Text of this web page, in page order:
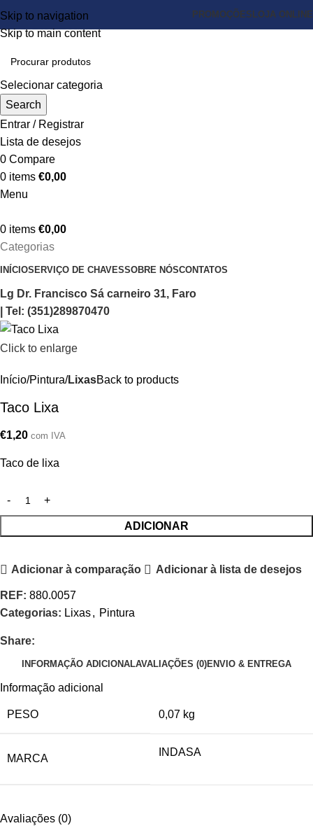
Skip to navigation
Skip to main content
PROMOÇÕES LOJA ONLINE
Selecionar categoria
Search
Entrar / Registrar
Lista de desejos
0 Compare
0 items €0,00
Menu
0 items €0,00
Categorias
INÍCIOSERVIÇO DE CHAVESSOBRE NÓSCONTATOS
Lg Dr. Francisco Sá carneiro 31, Faro
| Tel: (351)289870470
Click to enlarge
Início Pintura LixasBack to products
Taco Lixa
€1,20 com IVA
Taco de lixa
ADICIONAR
Adicionar à comparação Adicionar à lista de desejos
REF: 880.0057
Categorias: Lixas, Pintura
Share:
INFORMAÇÃO ADICIONALAVALIAÇÕES (0)ENVIO & ENTREGA
Informação adicional
PESO 0,07 kg
MARCA
INDASA
Avaliações (0)